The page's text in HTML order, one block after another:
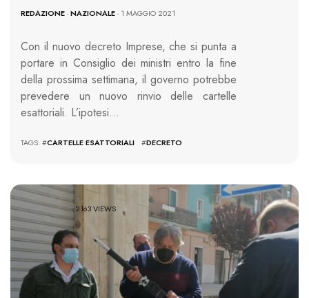
REDAZIONE-NAZIONALE- 1 MAGGIO 2021
Con il nuovo decreto Imprese, che si punta a
portare in Consiglio dei ministri entro la fine
della prossima settimana, il governo potrebbe
prevedere un nuovo rinvio delle cartelle
esattoriali. L’ipotesi…
TAGS: #CARTELLE ESATTORIALI #DECRETO
2163 VIEWS